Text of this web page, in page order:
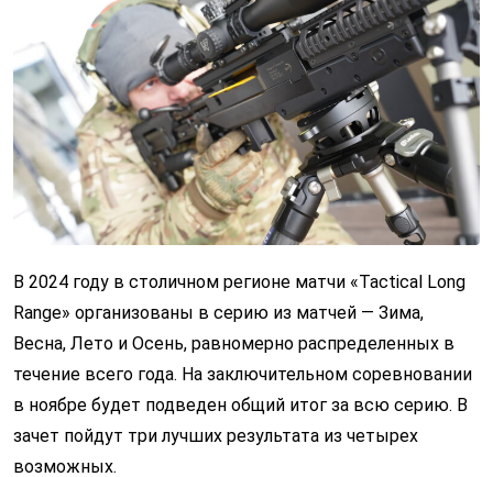
В 2024 году в столичном регионе матчи «Tactical Long
Range» организованы в серию из матчей — Зима,
Весна, Лето и Осень, равномерно распределенных в
течение всего года. На заключительном соревновании
в ноябре будет подведен общий итог за всю серию. В
зачет пойдут три лучших результата из четырех
возможных.